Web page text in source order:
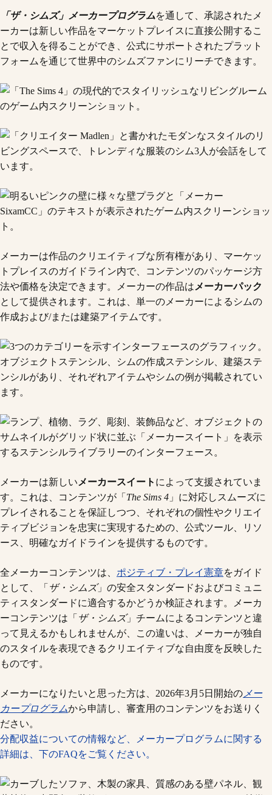
「ザ・シムズ」メーカープログラムを通して、承認されたメ
ーカーは新しい作品をマーケットプレイスに直接公開するこ
とで収入を得ることができ、公式にサポートされたプラット
フォームを通じて世界中のシムズファンにリーチできます。
メーカーは作品のクリエイティブな所有権があり、マーケッ
トプレイスのガイドライン内で、コンテンツのパッケージ方
法や価格を決定できます。メーカーの作品は メーカーパック
として提供されます。これは、単一のメーカーによるシムの
作成および/または建築アイテムです。
メーカーは新しい メーカースイート によって支援されていま
す。これは、コンテンツが「 The Sims 4 」に対応しスムーズに
プレイされることを保証しつつ、それぞれの個性やクリエイ
ティブビジョンを忠実に実現するための、公式ツール、リソ
ース、明確なガイドラインを提供するものです。
全メーカーコンテンツは、 ポジティブ・プレイ憲章をガイド
として、「 ザ・シムズ」の安全スタンダードおよびコミュニ
ティスタンダードに適合するかどうか検証されます。メーカ
ーコンテンツは「 ザ・シムズ」チームによるコンテンツと違
って見えるかもしれませんが、この違いは、メーカーが独自
のスタイルを表現できるクリエイティブな自由度を反映した
ものです。
メーカーになりたいと思った方は、2026年3月5日開始の メー
カープログラムから申請し、審査用のコンテンツをお送りく
ださい。
分配収益についての情報など、メーカープログラムに関する
詳細は、下のFAQをご覧ください。